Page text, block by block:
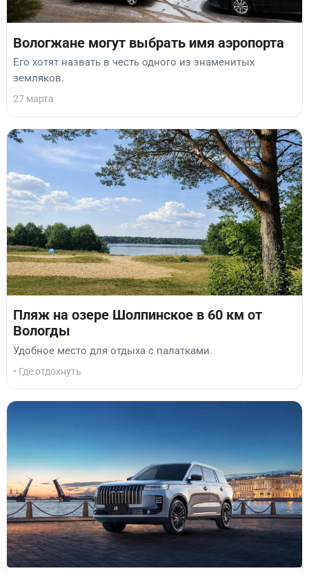
Вологжане могут выбрать имя аэропорта
Его хотят назвать в честь одного из знаменитых
земляков.
27 марта
Пляж на озере Шолпинское в 60 км от
Вологды
Удобное место для отдыха с палатками.
• Где отдохнуть